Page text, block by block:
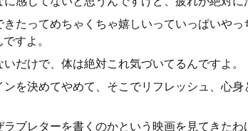
たってめちゃくちゃ嬉しいっていっぱいやっ
すよ。
だけで、体は絶対これ気づいてるんですよ。
を決めてやめて、そこでリフレッシュ、心
ブレターを書くのかという映画を見てきたわ